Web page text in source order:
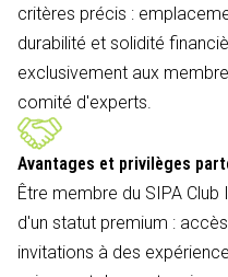
critères précis :
durabilité et solidité
exclusivement aux
comité d'experts.
Avantages et privilèges
Être membre du SIPA
d'un statut premium :
invitations à des